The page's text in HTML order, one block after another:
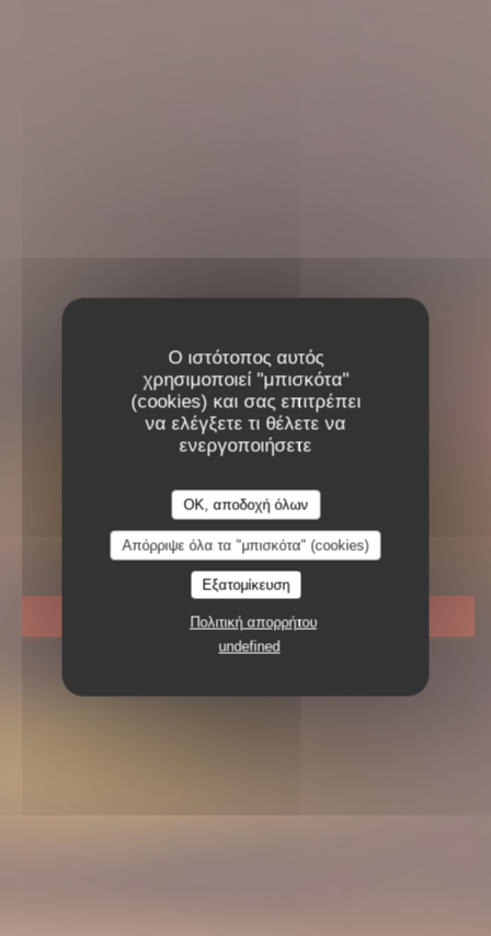
Ο ιστότοπος αυτός
χρησιμοποιεί "μπισκότα"
(cookies) και σας επιτρέπει
να ελέγξετε τι θέλετε να
ενεργοποιήσετε
OK, αποδοχή όλων
Απόρριψε όλα τα "μπισκότα" (cookies)
Εξατομίκευση
Πολιτική απορρήτου
undefined
LE COMPTOIR DE
L'ARTOISE
LE COMPTOIR DE
ΙΤΑΛΙΚΌ ΕΣΤΙΑΤΌΡΙΟ|PARIS
ΚΆΝΤΕ ΚΡΆΤΗΣΗ ΤΡΑΠΕΖΙΟΎ